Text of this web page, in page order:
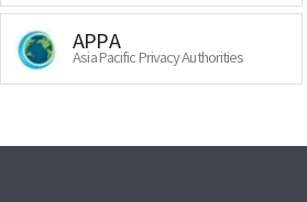
APPA
Asia Pacific Privacy Authorities